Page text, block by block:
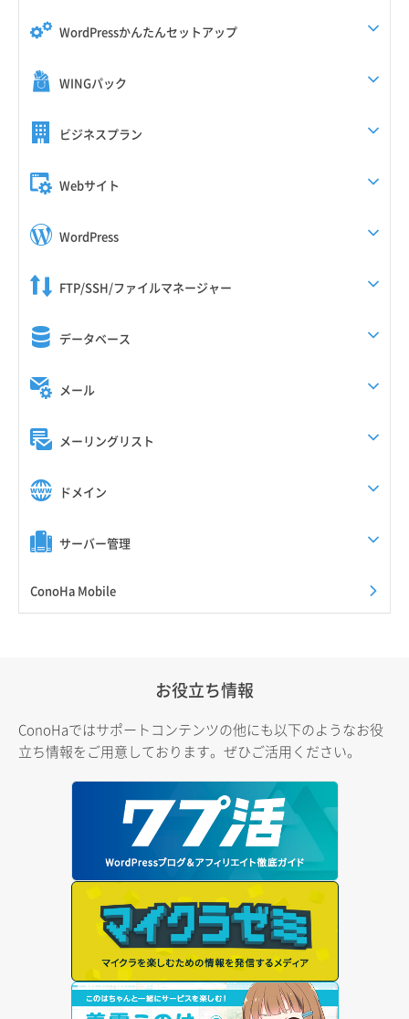
WordPressかんたんセットアップ
WINGパック
ビジネスプラン
Webサイト
WordPress
FTP/SSH/ファイルマネージャー
データベース
メール
メーリングリスト
ドメイン
サーバー管理
ConoHa Mobile
お役立ち情報
ConoHaではサポートコンテンツの他にも以下のようなお役
立ち情報をご用意しております。ぜひご活用ください。